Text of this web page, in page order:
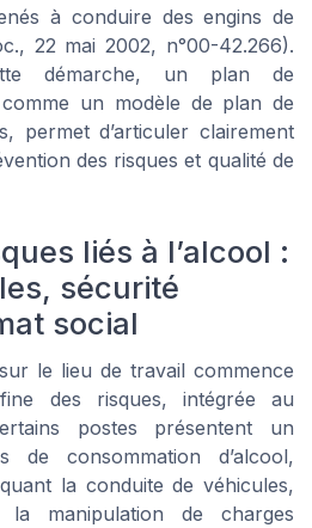
à conduire des engins de
22 mai 2002, n°00-42.266).
démarche, un plan de
un modèle de plan de
permet d’articuler clairement
des risques et qualité de
liés à l’alcool :
sécurité
social
le lieu de travail commence
des risques, intégrée au
postes présentent un
consommation d’alcool,
la conduite de véhicules,
manipulation de charges